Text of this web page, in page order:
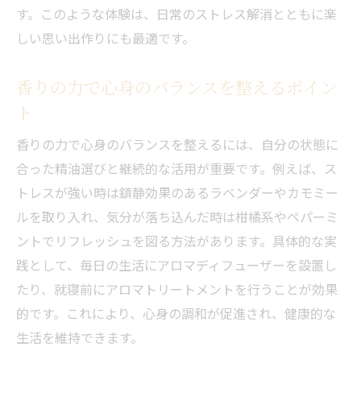
す。このような体験は、日常のストレス解消とともに楽
しい思い出作りにも最適です。
香りの力で心身のバランスを整えるポイン
ト
香りの力で心身のバランスを整えるには、自分の状態に
合った精油選びと継続的な活用が重要です。例えば、ス
トレスが強い時は鎮静効果のあるラベンダーやカモミー
ルを取り入れ、気分が落ち込んだ時は柑橘系やペパーミ
ントでリフレッシュを図る方法があります。具体的な実
践として、毎日の生活にアロマディフューザーを設置し
たり、就寝前にアロマトリートメントを行うことが効果
的です。これにより、心身の調和が促進され、健康的な
生活を維持できます。